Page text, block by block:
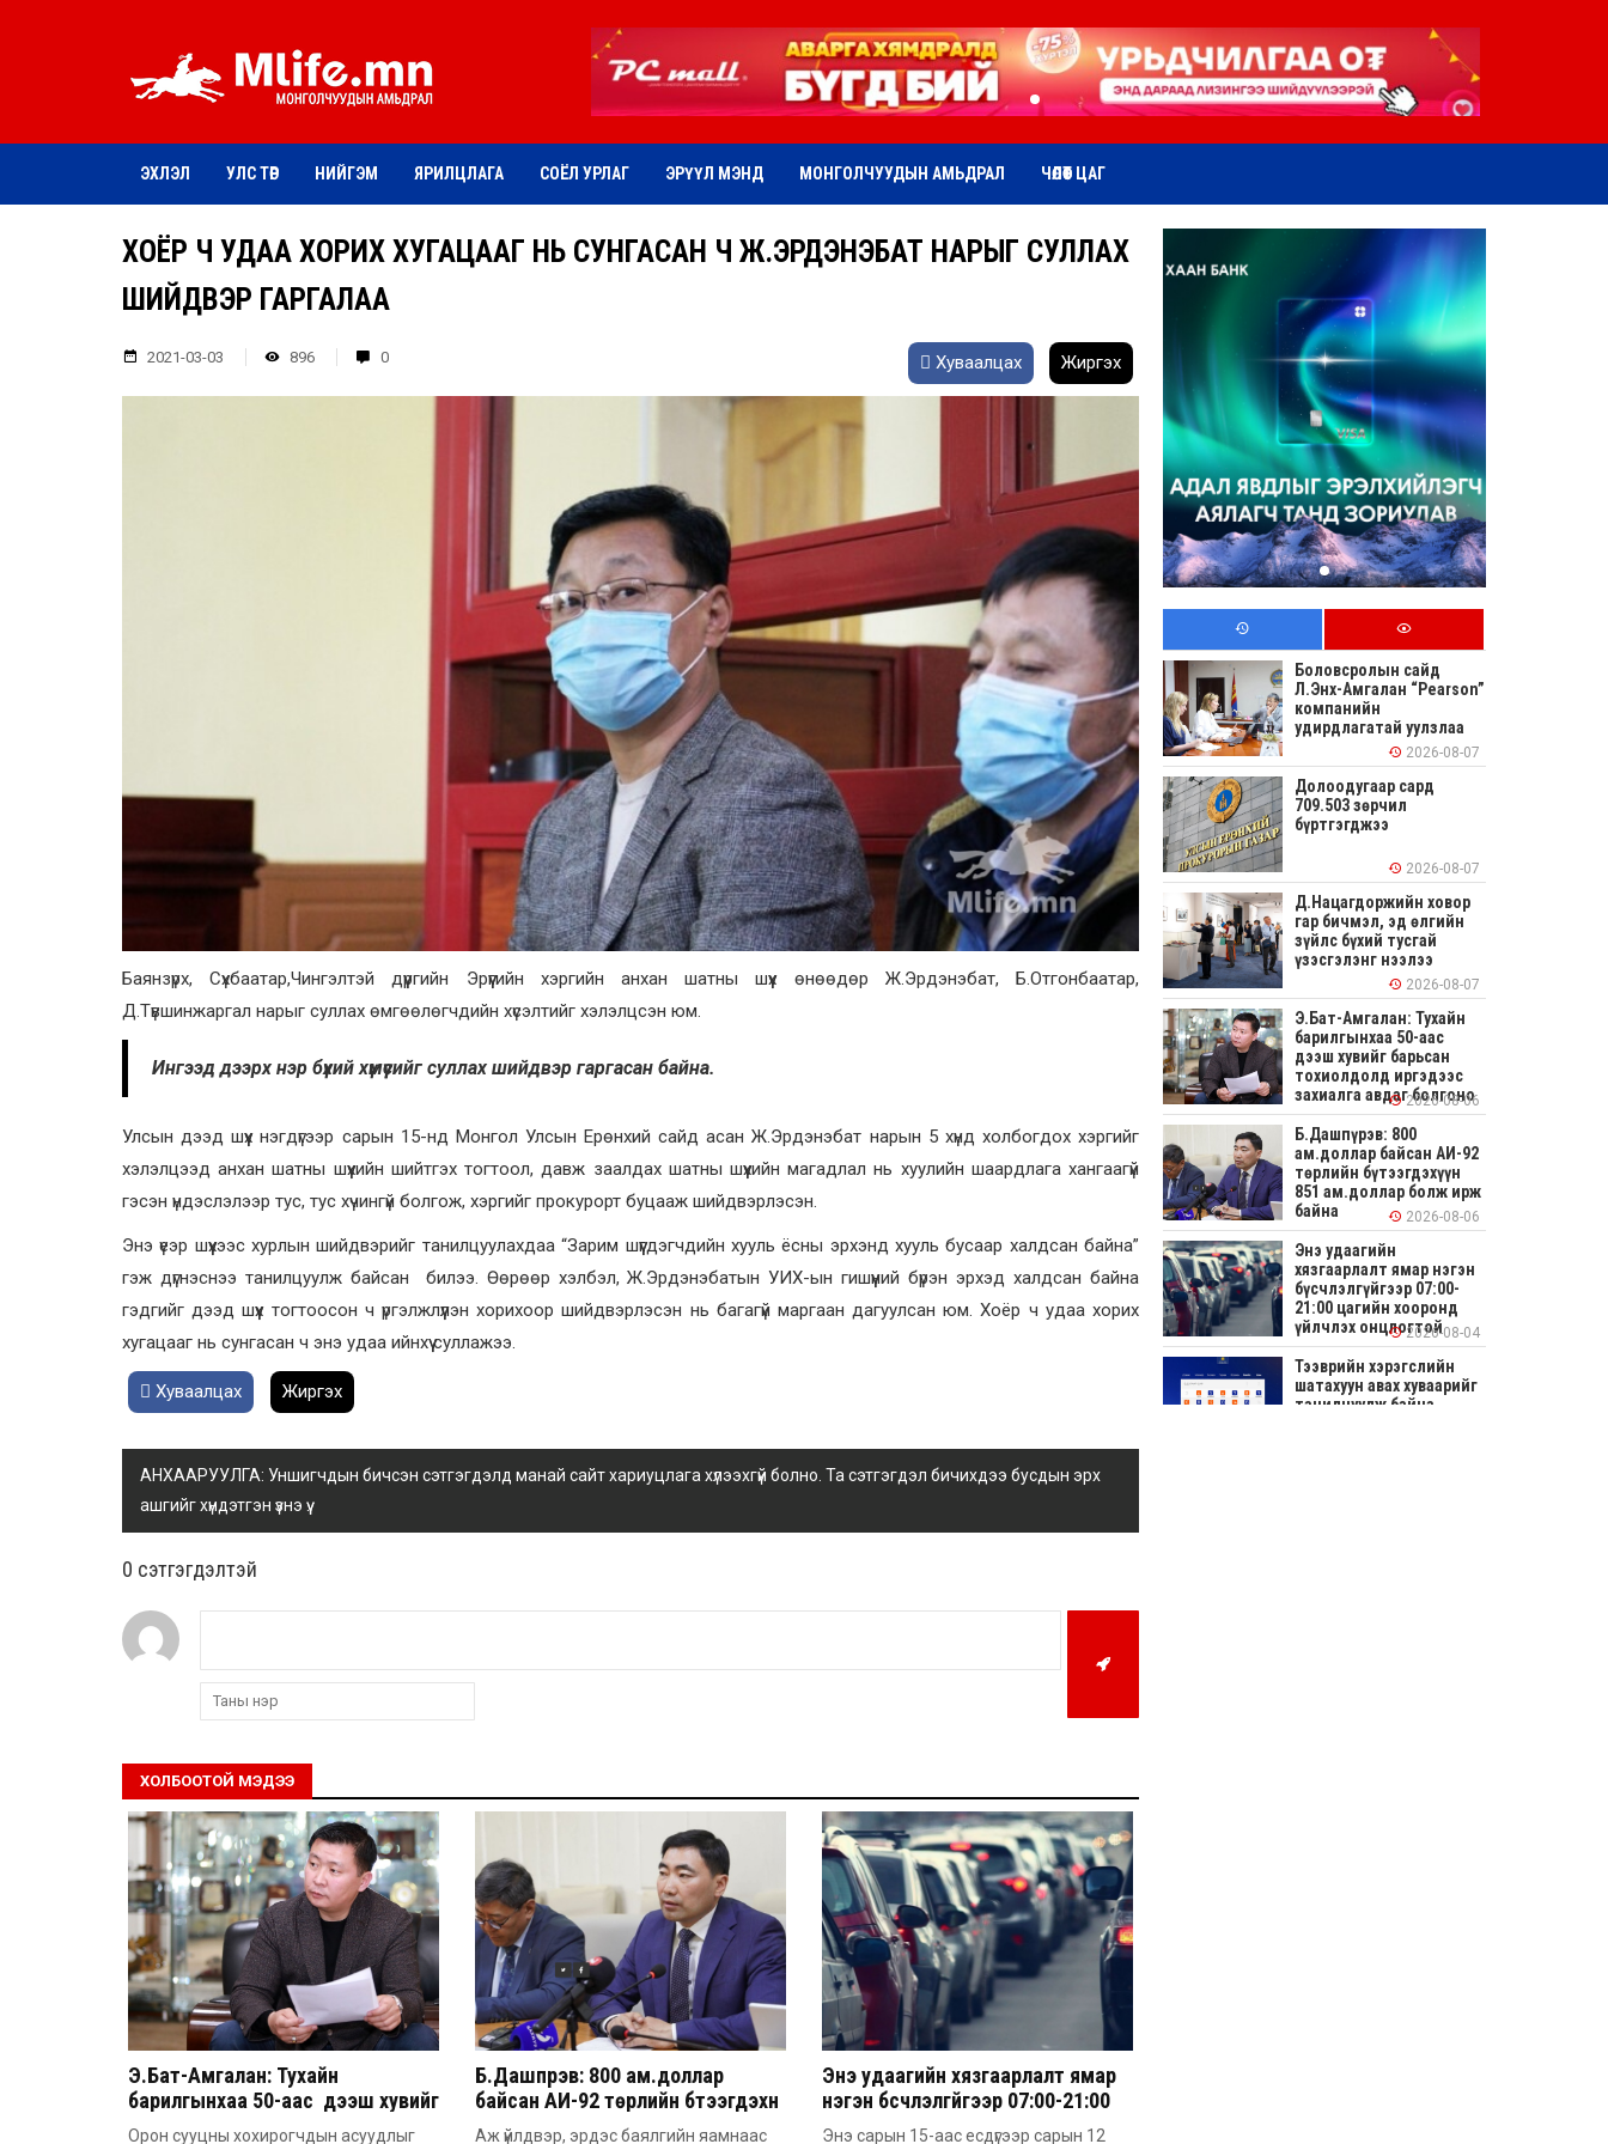
ЭХЛЭЛ УЛС ТӨР НИЙГЭМ ЯРИЛЦЛАГА СОЁЛ УРЛАГ ЭРҮҮЛ МЭНД МОНГОЛЧУУДЫН АМЬДРАЛ ЧӨЛӨӨТ ЦАГ
ХОЁР Ч УДАА ХОРИХ ХУГАЦААГ НЬ СУНГАСАН Ч Ж.ЭРДЭНЭБАТ НАРЫГ СУЛЛАХ
ШИЙДВЭР ГАРГАЛАА
2021-03-03 896 0 Хуваалцах Жиргэх
Баянзүрх, Сүхбаатар,Чингэлтэй дүүргийн Эрүүгийн хэргийн анхан шатны шүүх өнөөдөр Ж.Эрдэнэбат, Б.Отгонбаатар,
Д.Түвшинжаргал нарыг суллах өмгөөлөгчдийн хүсэлтийг хэлэлцсэн юм.
Ингээд дээрх нэр бүхий хүмүүсийг суллах шийдвэр гаргасан байна.
Улсын дээд шүүх нэгдүгээр сарын 15-нд Монгол Улсын Ерөнхий сайд асан Ж.Эрдэнэбат нарын 5 хүнд холбогдох хэргийг
хэлэлцээд анхан шатны шүүхийн шийтгэх тогтоол, давж заалдах шатны шүүхийн магадлал нь хуулийн шаардлага хангаагүй
гэсэн үндэслэлээр тус, тус хүчингүй болгож, хэргийг прокурорт буцааж шийдвэрлэсэн.
Энэ үеэр шүүхээс хурлын шийдвэрийг танилцуулахдаа “Зарим шүүгдэгчдийн хууль ёсны эрхэнд хууль бусаар халдсан байна”
гэж дүгнэснээ танилцуулж байсан билээ. Өөрөөр хэлбэл, Ж.Эрдэнэбатын УИХ-ын гишүүний бүрэн эрхэд халдсан байна
гэдгийг дээд шүүх тогтоосон ч үргэлжлүүлэн хорихоор шийдвэрлэсэн нь багагүй маргаан дагуулсан юм. Хоёр ч удаа хорих
хугацааг нь сунгасан ч энэ удаа ийнхүү суллажээ.
Хуваалцах Жиргэх
АНХААРУУЛГА: Уншигчдын бичсэн сэтгэгдэлд манай сайт хариуцлага хүлээхгүй болно. Та сэтгэгдэл бичихдээ бусдын эрх
ашгийг хүндэтгэн үзнэ үү.
0 cэтгэгдэлтэй
ХОЛБООТОЙ МЭДЭЭ
Э.Бат-Амгалан: Тухайн
барилгынхаа 50-аас дээш хувийг
барьсан тохиолдолд иргэдээс
Орон сууцны хохирогчдын асуудлыг
Б.Дашпүрэв: 800 ам.доллар
байсан АИ-92 төрлийн бүтээгдэхүүн
851 ам.доллар болж ирж байна
Аж үйлдвэр, эрдэс баялгийн яамнаас
Энэ удаагийн хязгаарлалт ямар
нэгэн бүсчлэлгүйгээр 07:00-21:00
цагийн хооронд үйлчлэх
Энэ сарын 15-аас есдүгээр сарын 12
Боловсролын сайд
Л.Энх-Амгалан “Pearson”
компанийн
удирдлагатай уулзлаа
2026-08-07
Долоодугаар сард
709.503 зөрчил
бүртгэгджээ
2026-08-07
Д.Нацагдоржийн ховор
гар бичмэл, эд өлгийн
зүйлс бүхий тусгай
үзэсгэлэнг нээлээ
2026-08-07
Э.Бат-Амгалан: Тухайн
барилгынхаа 50-аас
дээш хувийг барьсан
тохиолдолд иргэдээс
захиалга авдаг болгоно
2026-08-06
Б.Дашпүрэв: 800
ам.доллар байсан АИ-92
төрлийн бүтээгдэхүүн
851 ам.доллар болж ирж
байна
2026-08-06
Энэ удаагийн
хязгаарлалт ямар нэгэн
бүсчлэлгүйгээр 07:00-
21:00 цагийн хооронд
үйлчлэх онцлогтой2026-08-04
Тээврийн хэрэгслийн
шатахуун авах хуваарийг
танилцуулж байна